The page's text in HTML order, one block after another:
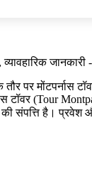
व्यावहारिक
पर मोंटपर्नास
टॉवर (Tour
की संपत्ति है।